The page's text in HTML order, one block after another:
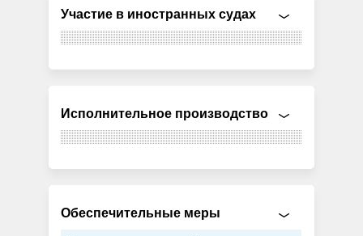
Участие в иностранных судах
Исполнительное производство
Обеспечительные меры